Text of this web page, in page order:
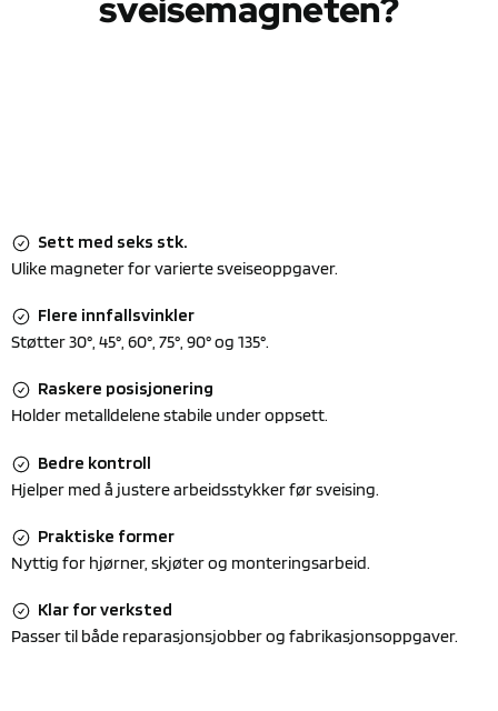
Sett med seks stk.
Ulike magneter for varierte sveiseoppgaver.
Flere innfallsvinkler
Støtter 30°, 45°, 60°, 75°, 90° og 135°.
Raskere posisjonering
Holder metalldelene stabile under oppsett.
Bedre kontroll
Hjelper med å justere arbeidsstykker før sveising.
Praktiske former
Nyttig for hjørner, skjøter og monteringsarbeid.
Klar for verksted
Passer til både reparasjonsjobber og fabrikasjonsoppgaver.